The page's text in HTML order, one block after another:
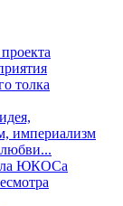
толка
империализм
ЮКОСа